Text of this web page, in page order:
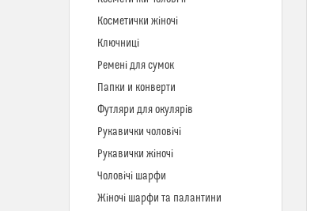
Косметички жіночі
Ключниці
Ремені для сумок
Папки и конверти
Футляри для окулярів
Рукавички чоловічі
Рукавички жіночі
Чоловічі шарфи
Жіночі шарфи та палантини